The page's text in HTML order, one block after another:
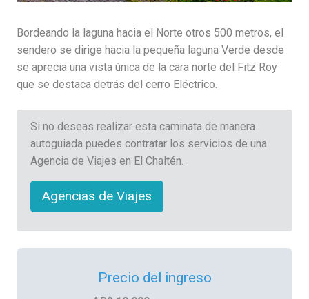
Bordeando la laguna hacia el Norte otros 500 metros, el
sendero se dirige hacia la pequeña laguna Verde desde
se aprecia una vista única de la cara norte del Fitz Roy
que se destaca detrás del cerro Eléctrico.
Si no deseas realizar esta caminata de manera
autoguiada puedes contratar los servicios de una
Agencia de Viajes en El Chaltén.
Agencias de Viajes
Precio del ingreso